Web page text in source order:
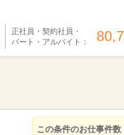
正社員・契約社員・
パート・アルバイト：
この条件のお仕事件数